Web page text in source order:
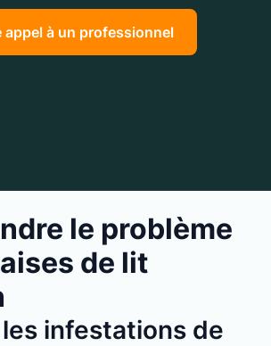
appel à un professionnel
le problème
de lit
infestations de